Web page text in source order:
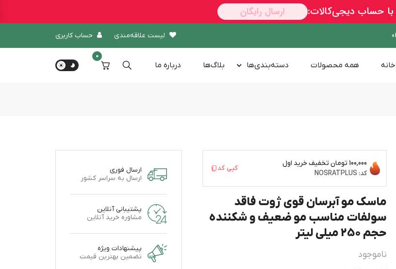
لیست علاقه‌مندی حساب کاربری
خانه همه محصولات دسته‌بندی‌ها بلاگ‌ها درباره‌ ما
0
100,000 تومان
تخفیف خرید اول
کد: NOSRATPLUS
کپی کد
ماسک مو آبرسان قوی ژوت فاقد
سولفات مناسب مو ضعیف و شکننده
حجم 250 میلی لیتر
ناموجود
ارسال فوری
ارسال به سراسر کشور
پشتیبانی آنلاین
مشاوره خرید آنلاین
پیشنهادات ویژه
تضمین بهترین قیمت